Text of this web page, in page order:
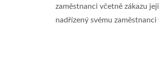
zaměstnanci včetně zákazu
nadřízený svému